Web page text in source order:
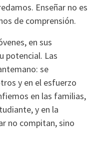
Enseñar no es
de comprensión.
en sus
potencial. Las
se
y en el esfuerzo
en las familias,
y en la
no compitan, sino